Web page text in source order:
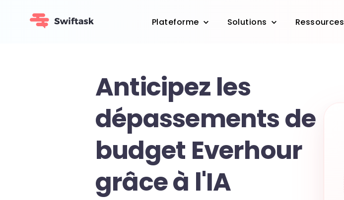
Plateforme Solutions Ressources
Anticipez les
dépassements de
budget Everhour
grâce à l'IA